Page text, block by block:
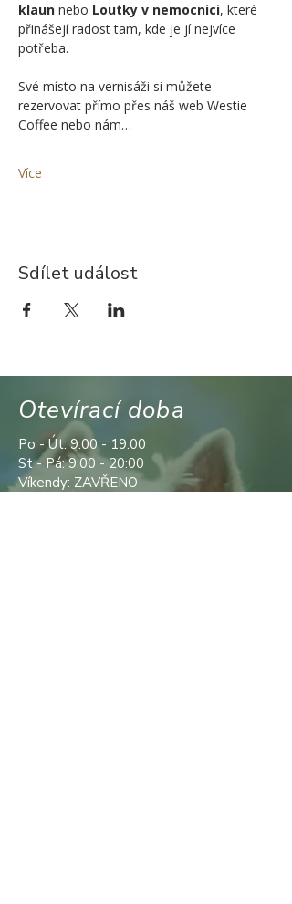
klaun nebo Loutky v nemocnici, které
přinášejí radost tam, kde je jí nejvíce
potřeba.
Své místo na vernisáži si můžete
rezervovat přímo přes náš web Westie
Coffee nebo nám…
Více
Sdílet událost
Otevírací doba
Po - Út: 9:00 - 19:00
St - Pá: 9:00 - 20:00
Víkendy: ZAVŘENO